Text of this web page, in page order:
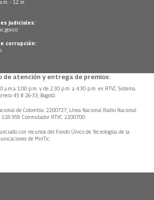
- 12 m
judiciales:
corrupción:
de atención y entrega de premios:
a.m.a 1:00 p.m. y de 2:30 p.m. a 4:30 p.m. en RTVC Sistema
45 # 26-33, Bogotá.
de Colombia: 2200727, Línea Nacional Radio Nacional
959. Conmutador RTVC 2200700
con recursos del Fondo Único de Tecnologías de la
de MinTic.